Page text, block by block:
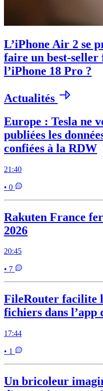
L’iPhone Air 2 se
faire un best-seller
l’iPhone 18 Pro ?
Actualités
Europe : Tesla ne
publiées les
confiées à la RDW
21:40
• 0
Rakuten France
2026
20:45
• 7
FileRouter facilite
fichiers dans l’app
17:44
• 1
Un bricoleur